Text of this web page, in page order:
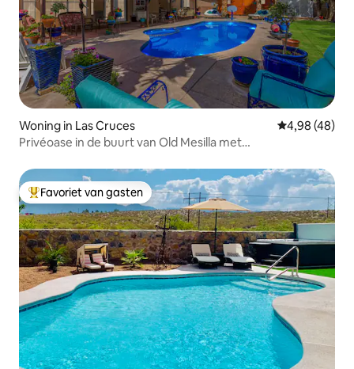
Woning in Las Cruces Gemiddelde
4,98 (48)
Privéoase in de buurt van Old Mesilla met
Topfavoriet van gasten
Favoriet van gasten